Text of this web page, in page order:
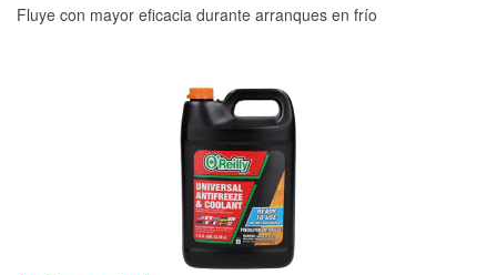
Fluye con mayor eficacia durante arranques en frío